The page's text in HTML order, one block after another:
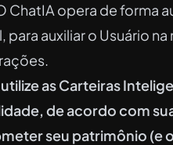
ChatIA opera de forma
auxiliar o Usuário
as Carteiras
de acordo com
seu patrimônio (e o